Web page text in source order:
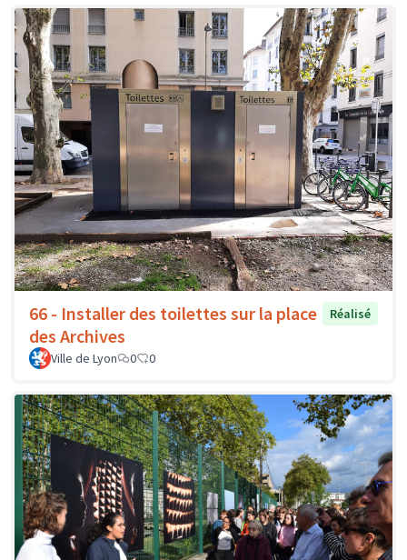
66 - Installer des toilettes sur la place
des Archives
Réalisé
Ville de Lyon 0 0